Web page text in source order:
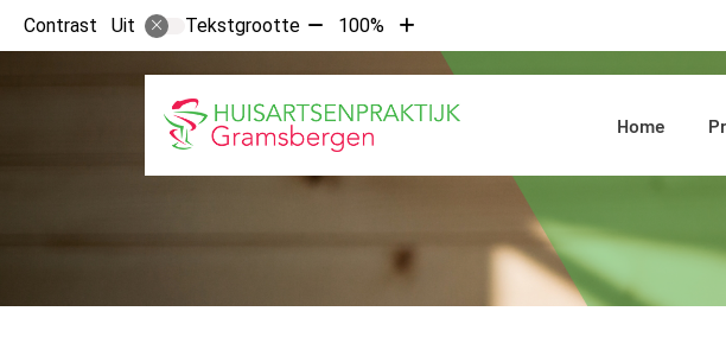
Contrast Uit Tekstgrootte Tekst
verkleinen
met
10%
100%
Tekst
vergroten
met
10%
Home